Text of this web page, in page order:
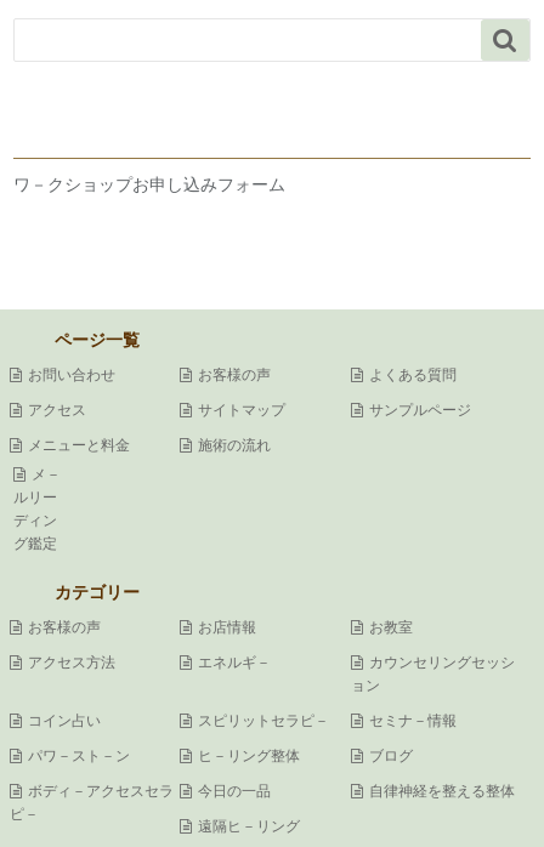

ワ－クショップお申し込みフォーム
ページ一覧
お問い合わせ お客様の声 よくある質問
アクセス サイトマップ サンプルページ
メニューと料金
メ－
ルリー
ディン
グ鑑定
施術の流れ
カテゴリー
お客様の声 お店情報 お教室
アクセス方法 エネルギ－
カウンセリングセッシ
ョン
コイン占い スピリットセラピ－ セミナ－情報
パワ－スト－ン ヒ－リング整体 ブログ
ボディ－アクセスセラ
ピ－
今日の一品 自律神経を整える整体
遠隔ヒ－リング